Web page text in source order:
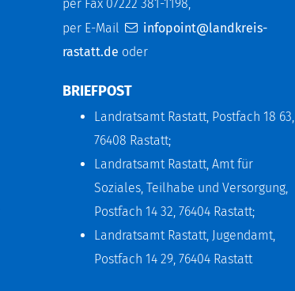
per Fax 07222 381-1198,
per E-Mail
infopoint@landkreis-
rastatt.de oder
BRIEFPOST
Landratsamt Rastatt, Postfach 18 63,
76408 Rastatt;
Landratsamt Rastatt, Amt für
Soziales, Teilhabe und Versorgung,
Postfach 14 32, 76404 Rastatt;
Landratsamt Rastatt, Jugendamt,
Postfach 14 29, 76404 Rastatt